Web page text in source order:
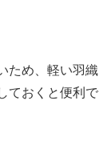
ため、軽い羽織
ておくと便利で